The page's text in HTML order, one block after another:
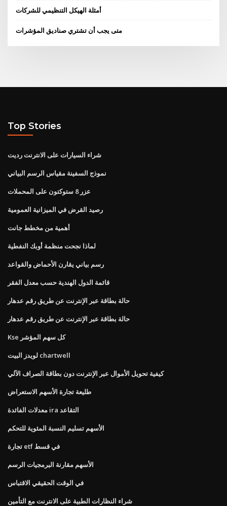
أمثلة الهيكل التنظيمي للشركات
متى يجب أن تشتري صناديق المؤشرات
Top Stories
شراء السيارات على الانترنت رديت
نموذج السفينة مقياس الرسم البياني
عزر 8 ستوكتون على المحملات
رصيد القرض في الميزانية العمومية
أهمية من مخطط جانت
لماذا نجحت منظمة أوبك النفطية
رسم بياني يقارن الأحماض والقواعد
قائمة الدول الهندية حسب معدل الفقر
حالة بطاقة عبر الإنترنت عن طريق رقم عدهار
حالة بطاقة عبر الإنترنت عن طريق رقم عدهار
Kse كل سهم المؤشر
لويدز البيت chartwell
كيفية تحويل الأموال عبر الإنترنت دون بطاقة الصراف الآلي
طليعة تجارة الأسهم الاستعراض
معدلات الفائدة ira التقاعد
الأسهم تسليم النسبة المئوية للتحكم
تجارة etf في قسط
الأسهم مقارنة البرمجيات الرسم
في الوقت الحقيقي الاقتباس
شراء النظارات الطبية على الانترنت مع التأمين